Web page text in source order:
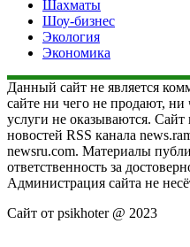
Шахматы
Шоу-бизнес
Экология
Экономика
Данный сайт не является
сайте ни чего не продают,
услуги не оказываются. Сайт
новостей RSS канала
newsru.com. Материалы
ответственность за
Администрация сайта не
Сайт от psikhoter @ 2023